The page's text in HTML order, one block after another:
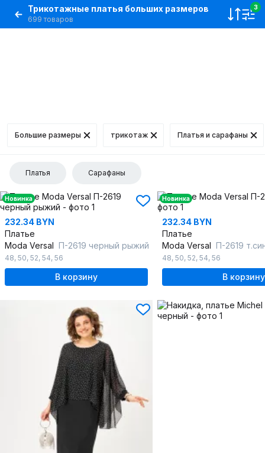
Трикотажные платья больших размеров
699 товаров
3
Большие размеры трикотаж Платья и сарафаны
Платья Сарафаны
Новинка
232.34 BYN
Платье
Moda Versal П-2619 черный рыжий
48, 50, 52, 54, 56
В корзину
Новинка
232.34 BYN
Платье
Moda Versal П-2619
48, 50, 52, 54, 56
В корзину